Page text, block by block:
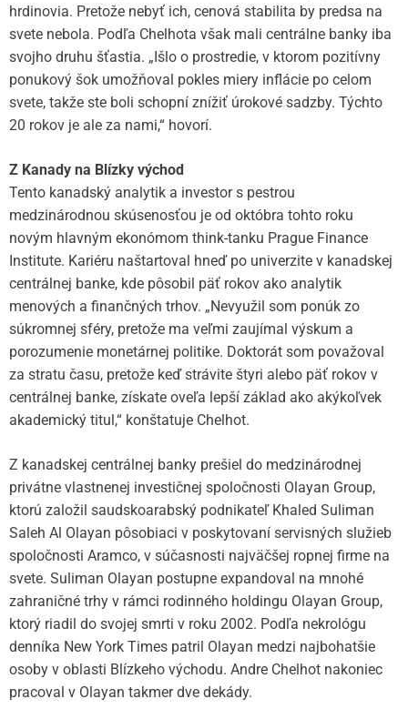
hrdinovia. Pretože nebyť ich, cenová stabilita by predsa na
svete nebola. Podľa Chelhota však mali centrálne banky iba
svojho druhu šťastia. „Išlo o prostredie, v ktorom pozitívny
ponukový šok umožňoval pokles miery inflácie po celom
svete, takže ste boli schopní znížiť úrokové sadzby. Týchto
20 rokov je ale za nami,“ hovorí.
Z Kanady na Blízky východ
Tento kanadský analytik a investor s pestrou
medzinárodnou skúsenosťou je od októbra tohto roku
novým hlavným ekonómom think-tanku Prague Finance
Institute. Kariéru naštartoval hneď po univerzite v kanadskej
centrálnej banke, kde pôsobil päť rokov ako analytik
menových a finančných trhov. „Nevyužil som ponúk zo
súkromnej sféry, pretože ma veľmi zaujímal výskum a
porozumenie monetárnej politike. Doktorát som považoval
za stratu času, pretože keď strávite štyri alebo päť rokov v
centrálnej banke, získate oveľa lepší základ ako akýkoľvek
akademický titul,“ konštatuje Chelhot.
Z kanadskej centrálnej banky prešiel do medzinárodnej
privátne vlastnenej investičnej spoločnosti Olayan Group,
ktorú založil saudskoarabský podnikateľ Khaled Suliman
Saleh Al Olayan pôsobiaci v poskytovaní servisných služieb
spoločnosti Aramco, v súčasnosti najväčšej ropnej firme na
svete. Suliman Olayan postupne expandoval na mnohé
zahraničné trhy v rámci rodinného holdingu Olayan Group,
ktorý riadil do svojej smrti v roku 2002. Podľa nekrológu
denníka New York Times patril Olayan medzi najbohatšie
osoby v oblasti Blízkeho východu. Andre Chelhot nakoniec
pracoval v Olayan takmer dve dekády.